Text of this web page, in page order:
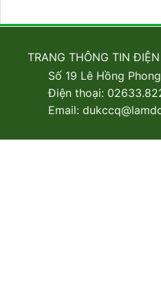
TRANG THÔNG TIN
Số 19 Lê Hồng
Điện thoại:
Email: